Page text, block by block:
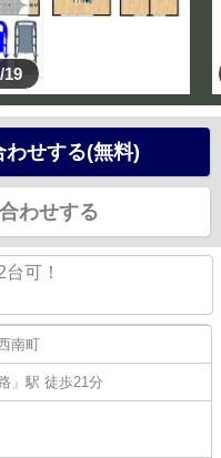
19
せする(無料)
わせする
可！
南町
」駅 徒歩21分